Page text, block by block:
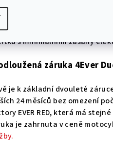
elektronika posouvá
Control, Ducati Wheelie
, poprvé
s minimálními zásahy
záruka 4Ever
je k základní dvouleté
24 měsíců bez omezení
EVER RED, která má stejné
je zahrnuta v ceně